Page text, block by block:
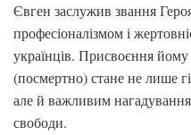
Євген заслужив звання
професіоналізмом і
українців. Присвоєння
(посмертно) стане не лише
але й важливим
свободи.